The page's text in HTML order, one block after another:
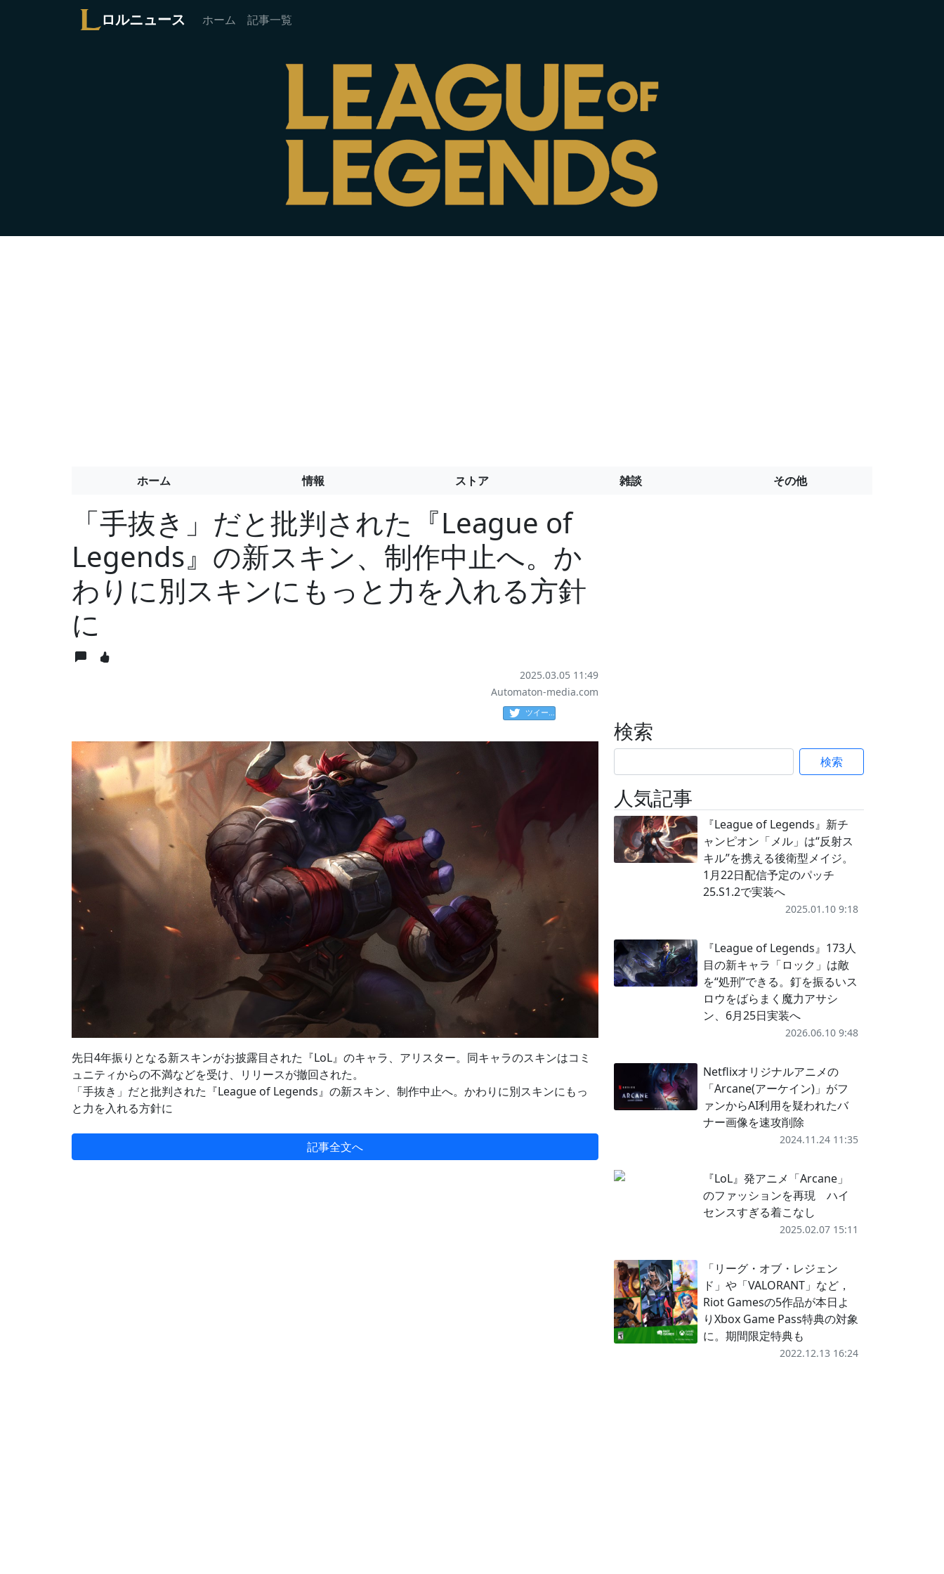
ロルニュース ホーム 記事一覧
ホーム 情報 ストア 雑談 その他
「手抜き」だと批判された『League of
Legends』の新スキン、制作中止へ。か
わりに別スキンにもっと力を入れる方針
に
2025.03.05 11:49
Automaton-media.com
ツイート
先日4年振りとなる新スキンがお披露目された『LoL』のキャラ、アリスター。同キャラのスキンはコミ
ュニティからの不満などを受け、リリースが撤回された。
「手抜き」だと批判された『League of Legends』の新スキン、制作中止へ。かわりに別スキンにもっ
と力を入れる方針に
記事全文へ
検索
検索
人気記事
『League of Legends』新チ
ャンピオン「メル」は“反射ス
キル”を携える後衛型メイジ。
1月22日配信予定のパッチ
25.S1.2で実装へ
2025.01.10 9:18
『League of Legends』173人
目の新キャラ「ロック」は敵
を“処刑”できる。釘を振るいス
ロウをばらまく魔力アサシ
ン、6月25日実装へ
2026.06.10 9:48
Netflixオリジナルアニメの
「Arcane(アーケイン)」がフ
ァンからAI利用を疑われたバ
ナー画像を速攻削除
2024.11.24 11:35
『LoL』発アニメ「Arcane」
のファッションを再現 ハイ
センスすぎる着こなし
2025.02.07 15:11
「リーグ・オブ・レジェン
ド」や「VALORANT」など，
Riot Gamesの5作品が本日よ
りXbox Game Pass特典の対象
に。期間限定特典も
2022.12.13 16:24